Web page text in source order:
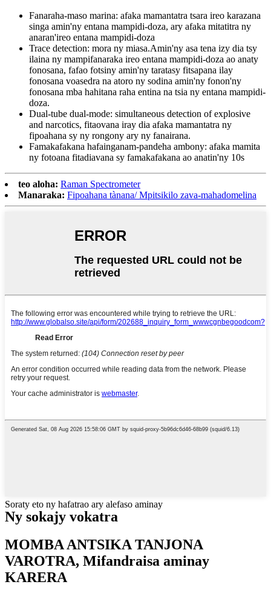
Fanaraha-maso marina: afaka mamantatra tsara ireo karazana
singa amin'ny entana mampidi-doza, ary afaka mitatitra ny
anaran'ireo entana mampidi-doza
Trace detection: mora ny miasa.Amin'ny asa tena izy dia tsy
ilaina ny mampifanaraka ireo entana mampidi-doza ao anaty
fonosana, fafao fotsiny amin'ny taratasy fitsapana ilay
fonosana voasedra na atoro ny sodina amin'ny fonon'ny
fonosana mba hahitana raha entina na tsia ny entana mampidi-
doza.
Dual-tube dual-mode: simultaneous detection of explosive
and narcotics, fitaovana iray dia afaka mamantatra ny
fipoahana sy ny rongony ary ny fanairana.
Famakafakana hafainganam-pandeha ambony: afaka mamita
ny fotoana fitadiavana sy famakafakana ao anatin'ny 10s
teo aloha: Raman Spectrometer
Manaraka: Fipoahana tànana/ Mpitsikilo zava-mahadomelina
Soraty eto ny hafatrao ary alefaso aminay
Ny sokajy vokatra
MOMBA ANTSIKA TANJONA
VAROTRA, Mifandraisa aminay
KARERA